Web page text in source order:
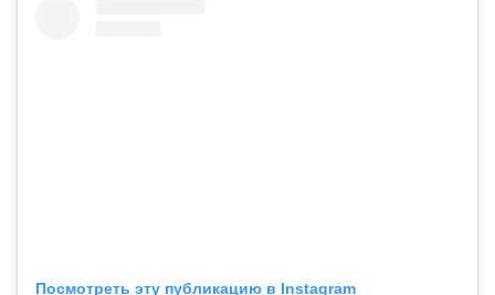
Посмотреть эту публикацию в Instagram